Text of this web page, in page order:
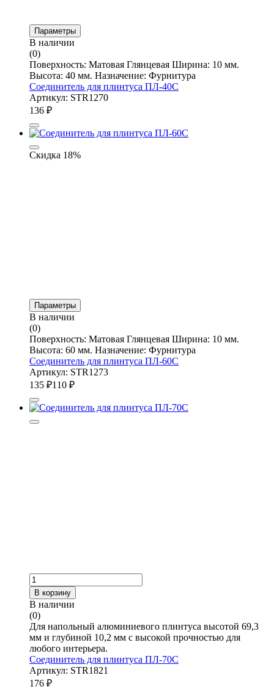
Параметры
В наличии
(0)
Поверхность: Матовая Глянцевая Ширина: 10 мм.
Высота: 40 мм. Назначение: Фурнитура
Соединитель для плинтуса ПЛ-40С
Артикул: STR1270
136 ₽
Скидка 18%
Параметры
В наличии
(0)
Поверхность: Матовая Глянцевая Ширина: 10 мм.
Высота: 60 мм. Назначение: Фурнитура
Соединитель для плинтуса ПЛ-60С
Артикул: STR1273
135 ₽110 ₽
В корзину
В наличии
(0)
Для напольный алюминиевого плинтуса высотой 69,3
мм и глубиной 10,2 мм с высокой прочностью для
любого интерьера.
Соединитель для плинтуса ПЛ-70С
Артикул: STR1821
176 ₽